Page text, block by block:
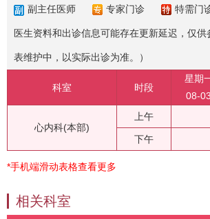
副主任医师 专家门诊 特需门
医生资料和出诊信息可能存在更新延迟，仅
表维护中，以实际出诊为准。）
科室 时段
星期
08-03
心内科(本部)
上午
下午
*手机端滑动表格查看更多
相关科室